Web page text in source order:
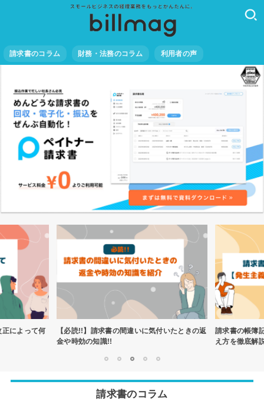
請求書のコラム 財務・法務のコラム 利用者の声
によって何
【必読!!】請求書の間違いに気付いたときの返
金や時効の知識!!
請求書の帳簿
え方を徹底解
請求書のコラム